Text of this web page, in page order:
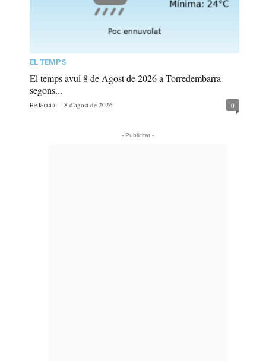
EL TEMPS
El temps avui 8 de Agost de 2026 a Torredembarra
segons...
Redacció - 8 d'agost de 2026 0
- Publicitat -